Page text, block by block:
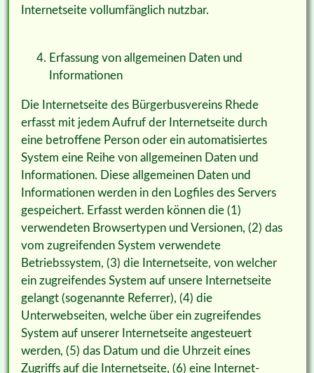
Internetseite vollumfänglich nutzbar.
Erfassung von allgemeinen Daten und
Informationen
Die Internetseite des Bürgerbusvereins Rhede
erfasst mit jedem Aufruf der Internetseite durch
eine betroffene Person oder ein automatisiertes
System eine Reihe von allgemeinen Daten und
Informationen. Diese allgemeinen Daten und
Informationen werden in den Logfiles des Servers
gespeichert. Erfasst werden können die (1)
verwendeten Browsertypen und Versionen, (2) das
vom zugreifenden System verwendete
Betriebssystem, (3) die Internetseite, von welcher
ein zugreifendes System auf unsere Internetseite
gelangt (sogenannte Referrer), (4) die
Unterwebseiten, welche über ein zugreifendes
System auf unserer Internetseite angesteuert
werden, (5) das Datum und die Uhrzeit eines
Zugriffs auf die Internetseite, (6) eine Internet-